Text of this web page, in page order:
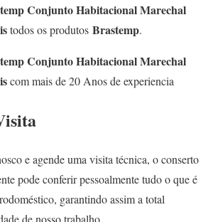
Conjunto Habitacional Marechal
todos os produtos Brastemp.
Conjunto Habitacional Marechal
com mais de 20 Anos de experiencia
e agende uma visita técnica, o conserto
pode conferir pessoalmente tudo o que é
garantindo assim a total
de nosso trabalho.